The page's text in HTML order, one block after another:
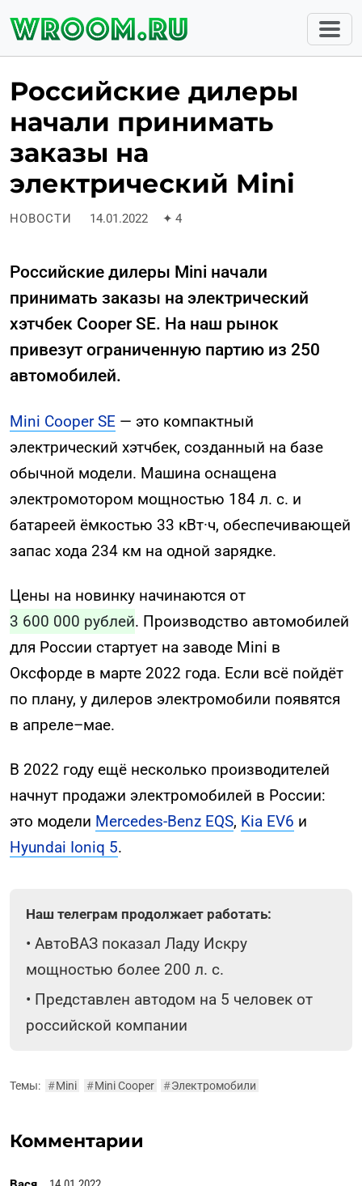
Российские дилеры
начали принимать
заказы на
электрический Mini
НОВОСТИ 14.01.2022 ✦ 4
Российские дилеры Mini начали
принимать заказы на электрический
хэтчбек Cooper SE. На наш рынок
привезут ограниченную партию из 250
автомобилей.
Mini Cooper SE — это компактный
электрический хэтчбек, созданный на базе
обычной модели. Машина оснащена
электромотором мощностью 184 л. с. и
батареей ёмкостью 33 кВт·ч, обеспечивающей
запас хода 234 км на одной зарядке.
Цены на новинку начинаются от
3 600 000 рублей. Производство автомобилей
для России стартует на заводе Mini в
Оксфорде в марте 2022 года. Если всё пойдёт
по плану, у дилеров электромобили появятся
в апреле–мае.
В 2022 году ещё несколько производителей
начнут продажи электромобилей в России:
это модели Mercedes-Benz EQS, Kia EV6 и
Hyundai Ioniq 5.
Наш телеграм продолжает работать:
• АвтоВАЗ показал Ладу Искру
мощностью более 200 л. с.
• Представлен автодом на 5 человек от
российской компании
Темы: #Mini #Mini Cooper #Электромобили
Комментарии